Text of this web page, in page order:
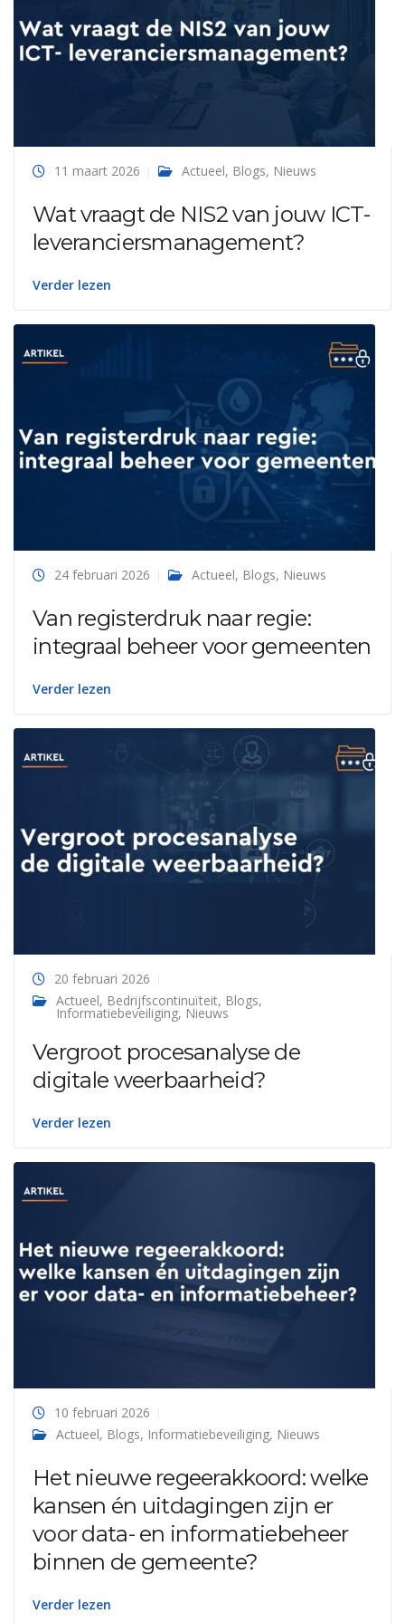
11 maart 2026 Actueel, Blogs, Nieuws
Wat vraagt de NIS2 van jouw ICT-
leveranciersmanagement?
Verder lezen
24 februari 2026 Actueel, Blogs, Nieuws
Van registerdruk naar regie:
integraal beheer voor gemeenten
Verder lezen
20 februari 2026
Actueel, Bedrijfscontinuïteit, Blogs,
Informatiebeveiliging, Nieuws
Vergroot procesanalyse de
digitale weerbaarheid?
Verder lezen
10 februari 2026
Actueel, Blogs, Informatiebeveiliging, Nieuws
Het nieuwe regeerakkoord: welke
kansen én uitdagingen zijn er
voor data- en informatiebeheer
binnen de gemeente?
Verder lezen